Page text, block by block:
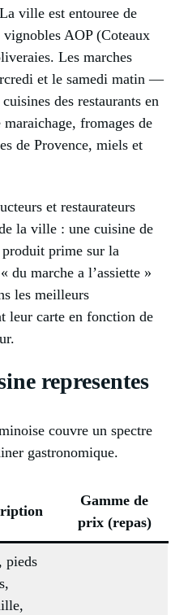
ville est entouree de
AOP (Coteaux
Les marches
et le samedi matin —
des restaurants en
fromages de
de Provence, miels et
et restaurateurs
la ville : une cuisine de
prime sur la
du marche a l’assiette »
les meilleurs
leur carte en fonction de
representes
couvre un spectre
gastronomique.
Gamme de
prix (repas)
pieds